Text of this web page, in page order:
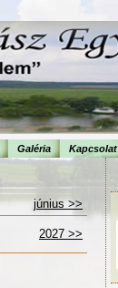
Galéria Kapcsolat
június >>
2027 >>